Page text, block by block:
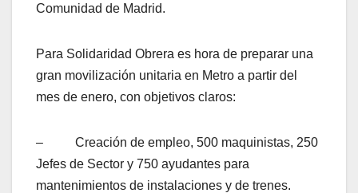
Comunidad de Madrid.
Para Solidaridad Obrera es hora de preparar una
gran movilización unitaria en Metro a partir del
mes de enero, con objetivos claros:
– Creación de empleo, 500 maquinistas, 250
Jefes de Sector y 750 ayudantes para
mantenimientos de instalaciones y de trenes.